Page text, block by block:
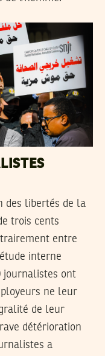
des libertés de la
trois cents
entre
interne
journalistes ont
ne leur
de leur
détérioration
a